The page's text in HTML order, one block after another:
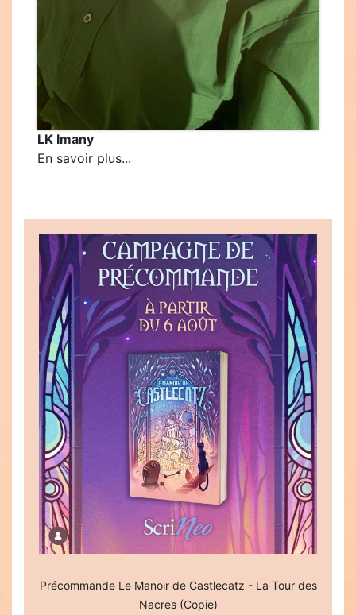
LK Imany
En savoir plus...
Précommande Le Manoir de Castlecatz - La Tour des
Nacres (Copie)